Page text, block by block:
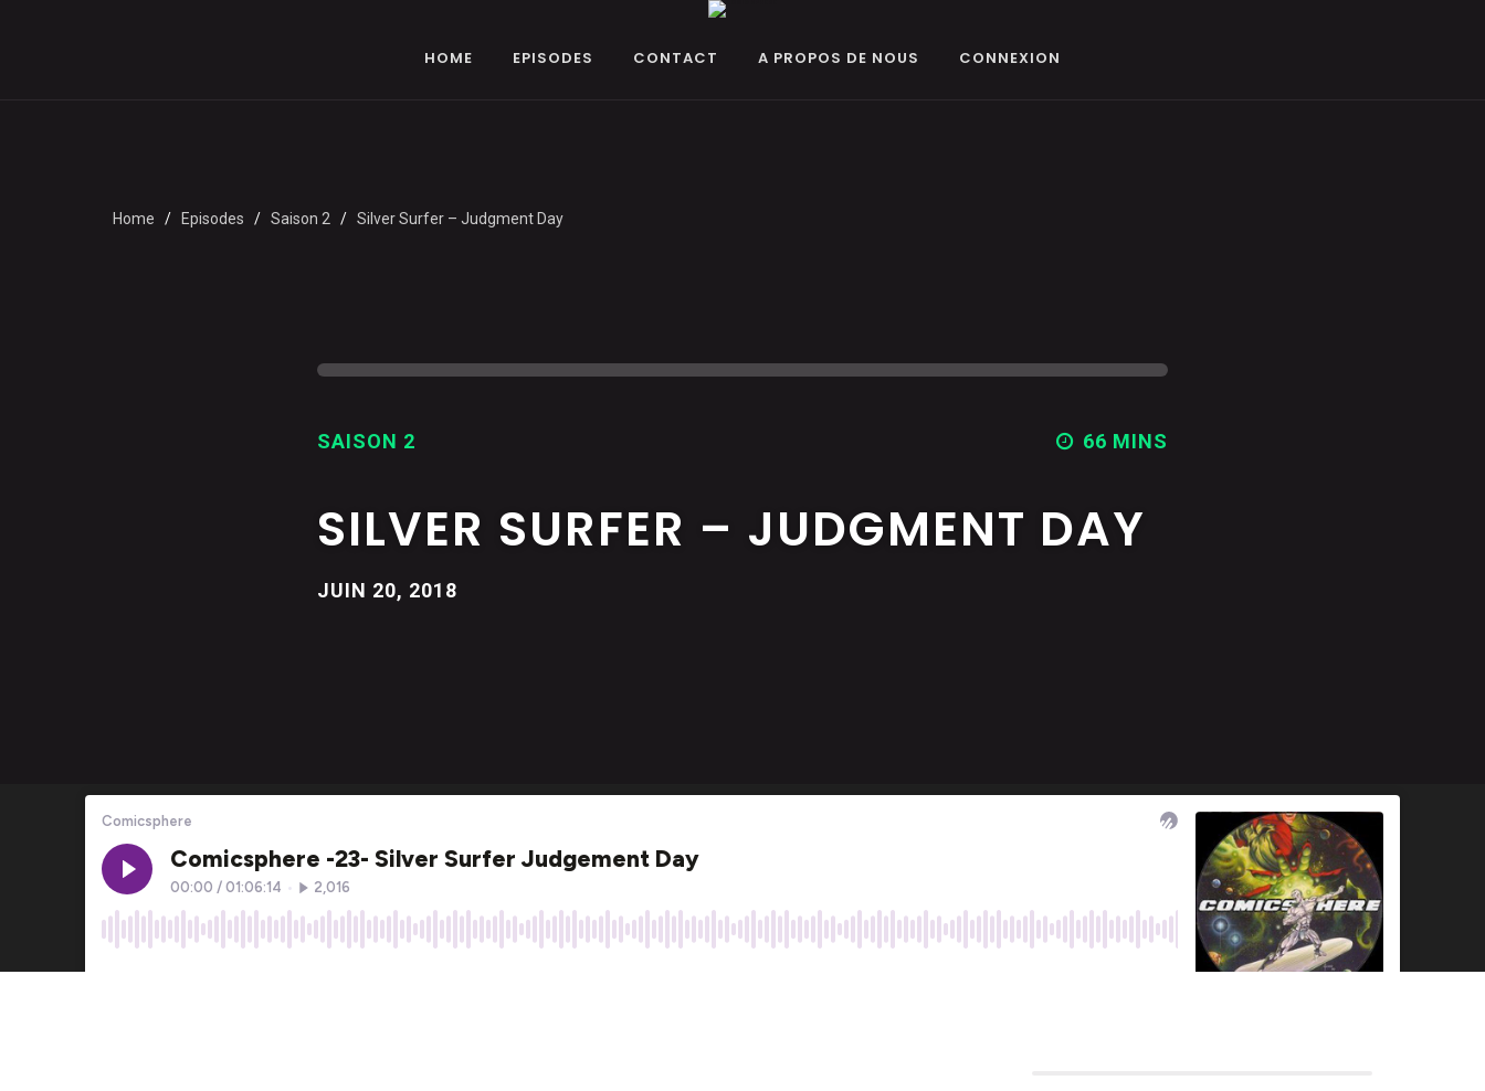
HOME EPISODES CONTACT A PROPOS DE NOUS CONNEXION
Home Episodes Saison 2 Silver Surfer – Judgment Day
SAISON 2 66 MINS
SILVER SURFER – JUDGMENT DAY
JUIN 20, 2018